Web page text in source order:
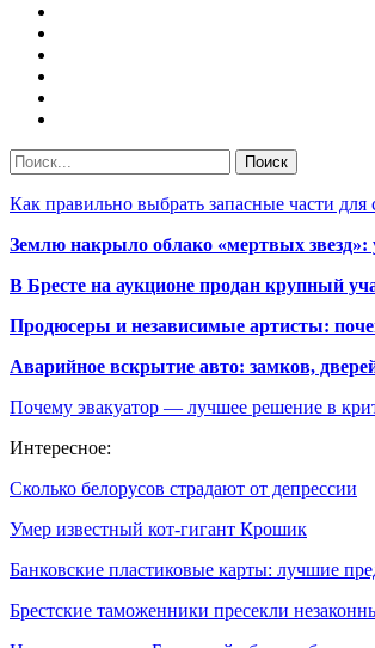
Как правильно выбрать запасные части для
Землю накрыло облако «мертвых
В Бресте на аукционе продан крупный
Продюсеры и независимые артисты:
Аварийное вскрытие авто: замков,
Почему эвакуатор — лучшее решение в
Интересное:
Сколько белорусов страдают от депрессии
Умер известный кот-гигант Крошик
Банковские пластиковые карты: лучшие
Брестские таможенники пресекли